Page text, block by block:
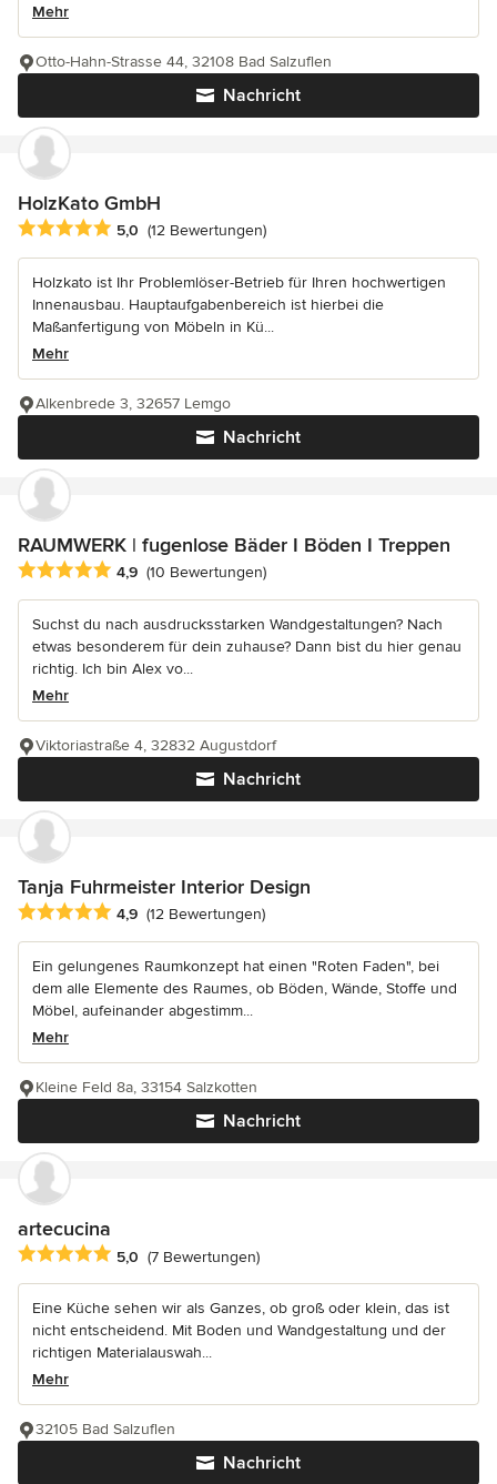
Mehr
Nachricht
Otto-Hahn-Strasse 44, 32108 Bad Salzuflen
HolzKato GmbH
Durchschnittliche Bewertung: 5 von 5 Sternen
5,0 (12 Bewertungen)
Holzkato ist Ihr Problemlöser-Betrieb für Ihren hochwertigen
Innenausbau. Hauptaufgabenbereich ist hierbei die
Maßanfertigung von Möbeln in Kü...
Mehr
Nachricht
Alkenbrede 3, 32657 Lemgo
RAUMWERK | fugenlose Bäder I Böden I Treppen
Durchschnittliche Bewertung: 4.9 von 5 Sternen
4,9 (10 Bewertungen)
Suchst du nach ausdrucksstarken Wandgestaltungen? Nach
etwas besonderem für dein zuhause? Dann bist du hier genau
richtig. Ich bin Alex vo...
Mehr
Nachricht
Viktoriastraße 4, 32832 Augustdorf
Tanja Fuhrmeister Interior Design
Durchschnittliche Bewertung: 4.9 von 5 Sternen
4,9 (12 Bewertungen)
Ein gelungenes Raumkonzept hat einen "Roten Faden", bei
dem alle Elemente des Raumes, ob Böden, Wände, Stoffe und
Möbel, aufeinander abgestimm...
Mehr
Nachricht
Kleine Feld 8a, 33154 Salzkotten
artecucina
Durchschnittliche Bewertung: 5 von 5 Sternen
5,0 (7 Bewertungen)
Eine Küche sehen wir als Ganzes, ob groß oder klein, das ist
nicht entscheidend. Mit Boden und Wandgestaltung und der
richtigen Materialauswah...
Mehr
Nachricht
32105 Bad Salzuflen